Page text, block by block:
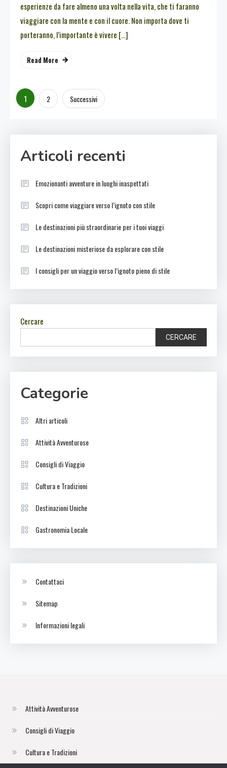
esperienze da fare almeno una volta nella vita, che ti faranno
viaggiare con la mente e con il cuore. Non importa dove ti
porteranno, l’importante è vivere […]
Read More
Paginazione
articoli
1 2 Successivi
Articoli recenti
Emozionanti avventure in luoghi inaspettati
Scopri come viaggiare verso l’ignoto con stile
Le destinazioni più straordinarie per i tuoi viaggi
Le destinazioni misteriose da esplorare con stile
I consigli per un viaggio verso l’ignoto pieno di stile
Cercare
CERCARE
Categorie
Altri articoli
Attività Avventurose
Consigli di Viaggio
Cultura e Tradizioni
Destinazioni Uniche
Gastronomia Locale
Contattaci
Sitemap
Informazioni legali
Attività Avventurose
Consigli di Viaggio
Cultura e Tradizioni